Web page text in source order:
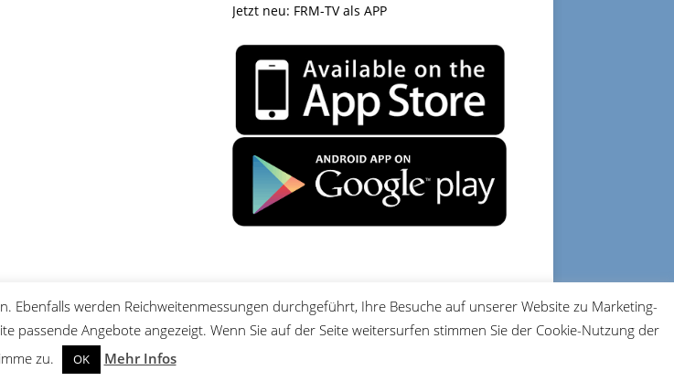
Jetzt neu: FRM-TV als APP
DATENSCHUTZ IMPRESSUM
Ebenfalls werden Reichweitenmessungen durchgeführt, Ihre Besuche auf unserer Website zu Marketing-
Angebote angezeigt. Wenn Sie auf der Seite weitersurfen stimmen Sie der Cookie-Nutzung der
zu.
OK Mehr Infos